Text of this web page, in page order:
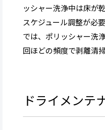
ッシャー洗浄中は床が
スケジュール調整が必
では、ポリッシャー洗
回ほどの頻度で剥離清
ドライメンテ